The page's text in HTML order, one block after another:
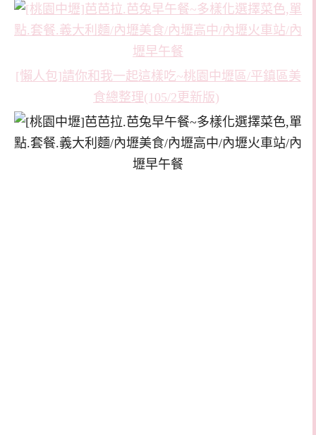
[懶人包]請你和我一起這樣吃~桃園中壢區/平鎮區美
食總整理(105/2更新版)